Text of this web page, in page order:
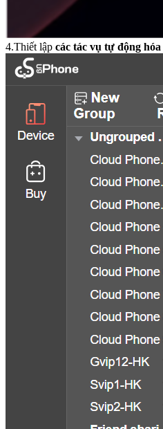
4.Thiết lập các tác vụ tự động hóa